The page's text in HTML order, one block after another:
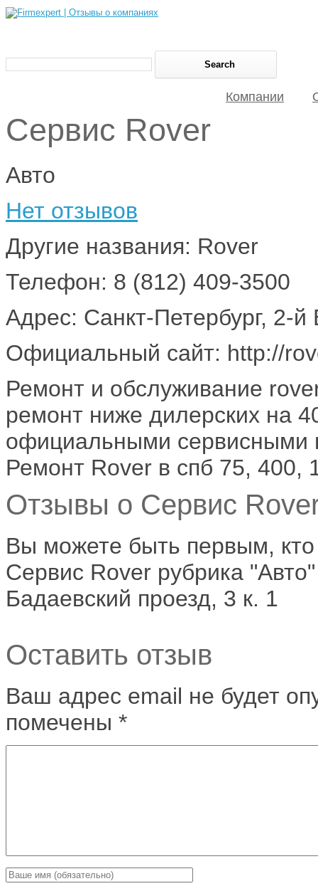
Компании
Сервис Rover
Авто
Нет отзывов
Другие названия: Rover
Телефон: 8 (812) 409-3500
Адрес: Санкт-Петербург, 2-й
Официальный сайт: http://
Ремонт и обслуживание
ремонт ниже дилерских на
официальными сервисными
Ремонт Rover в спб 75, 400,
Отзывы о Сервис Rover
Вы можете быть первым,
Сервис Rover рубрика
Бадаевский проезд, 3 к. 1
Оставить отзыв
Ваш адрес email не будет
помечены *